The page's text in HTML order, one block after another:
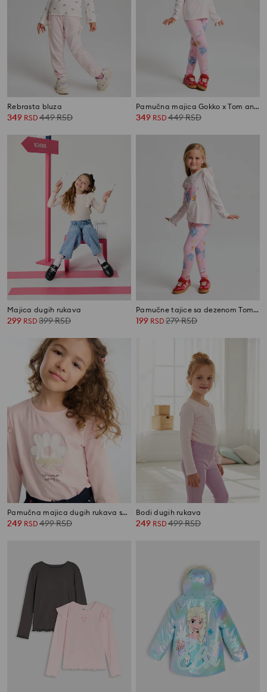
Rebrasta bluza
349 RSD 449RSD
Pamučna majica Gokko x Tom and Jerry
349 RSD 449RSD
Majica dugih rukava
299 RSD 399RSD
Pamučne tajice sa dezenom Tom and Jerry
199 RSD 279RSD
Pamučna majica dugih rukava sa sjajnim cvetnim printom i volanima
249 RSD 499RSD
Bodi dugih rukava
249 RSD 499RSD